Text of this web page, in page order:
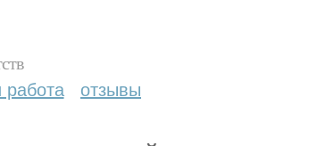
работа отзывы